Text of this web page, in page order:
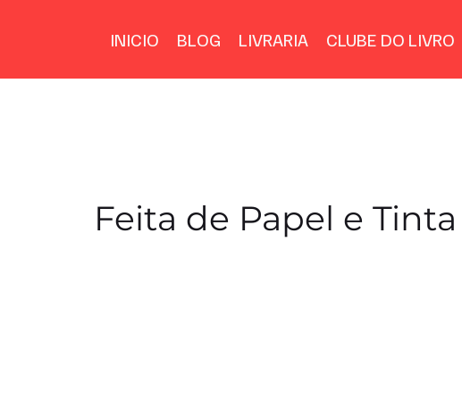
INICIO BLOG LIVRARIA CLUBE DO LIVRO
Feita de Papel e Tinta